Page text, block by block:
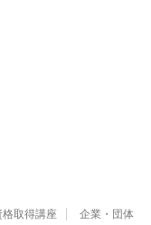
格取得講座 企業・団体